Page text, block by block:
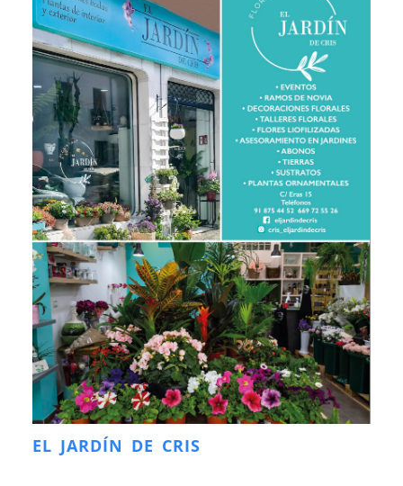
EL JARDÍN DE CRIS